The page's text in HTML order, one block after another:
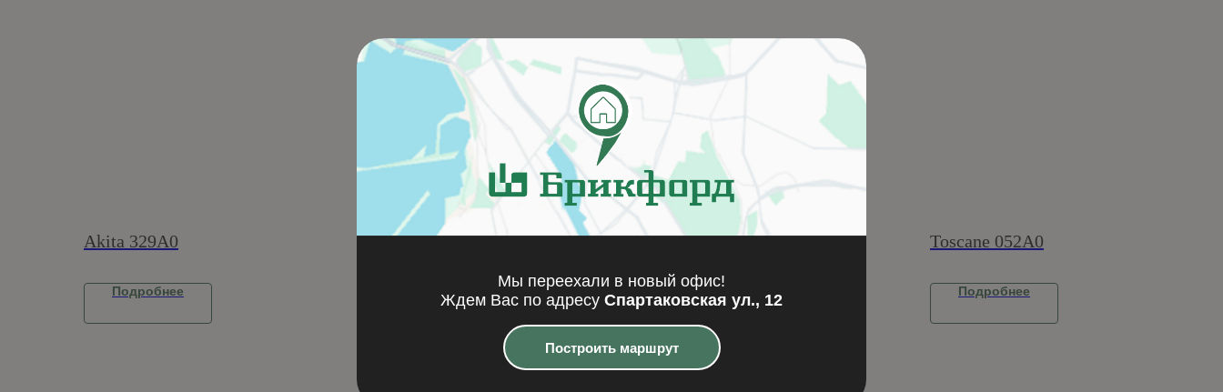
Akita 329A0
Подробнее
Vulcano 320A0 Warschau 406A0
Подробнее
Toscane 052A0
Подробнее
Мы переехали в новый офис!
Ждем Вас по адресу Спартаковская ул., 12
Построить маршрут